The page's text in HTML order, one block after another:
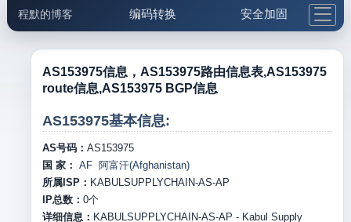
程默的博客 编码转换 安全加固
邮件工具 生活便民 更多工具
5.1支付宝大红包
AS153975信息，AS153975路由信息表,AS153975
route信息,AS153975 BGP信息
AS153975基本信息:
AS号码： AS153975
国 家： AF 阿富汗(Afghanistan)
所属ISP： KABULSUPPLYCHAIN-AS-AP
IP总数： 0个
详细信息： KABULSUPPLYCHAIN-AS-AP - Kabul Supply